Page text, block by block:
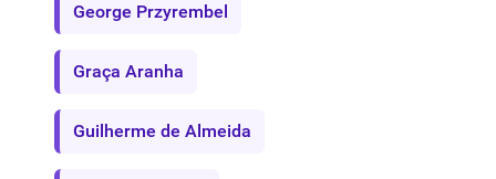
George Przyrembel
Graça Aranha
Guilherme de Almeida